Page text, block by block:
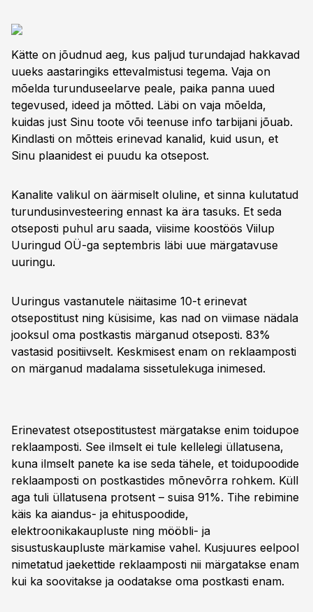
Kätte on jõudnud aeg, kus paljud turundajad hakkavad
uueks aastaringiks ettevalmistusi tegema. Vaja on
mõelda turunduseelarve peale, paika panna uued
tegevused, ideed ja mõtted. Läbi on vaja mõelda,
kuidas just Sinu toote või teenuse info tarbijani jõuab.
Kindlasti on mõtteis erinevad kanalid, kuid usun, et
Sinu plaanidest ei puudu ka otsepost.
Kanalite valikul on äärmiselt oluline, et sinna kulutatud
turundusinvesteering ennast ka ära tasuks. Et seda
otseposti puhul aru saada, viisime koostöös Viilup
Uuringud OÜ-ga septembris läbi uue märgatavuse
uuringu.
Uuringus vastanutele näitasime 10-t erinevat
otsepostitust ning küsisime, kas nad on viimase nädala
jooksul oma postkastis märganud otseposti. 83%
vastasid positiivselt. Keskmisest enam on reklaamposti
on märganud madalama sissetulekuga inimesed.
Erinevatest otsepostitustest märgatakse enim toidupoe
reklaamposti. See ilmselt ei tule kellelegi üllatusena,
kuna ilmselt panete ka ise seda tähele, et toidupoodide
reklaamposti on postkastides mõnevõrra rohkem. Küll
aga tuli üllatusena protsent – suisa 91%. Tihe rebimine
käis ka aiandus- ja ehituspoodide,
elektroonikakaupluste ning mööbli- ja
sisustuskaupluste märkamise vahel. Kusjuures eelpool
nimetatud jaekettide reklaamposti nii märgatakse enam
kui ka soovitakse ja oodatakse oma postkasti enam.